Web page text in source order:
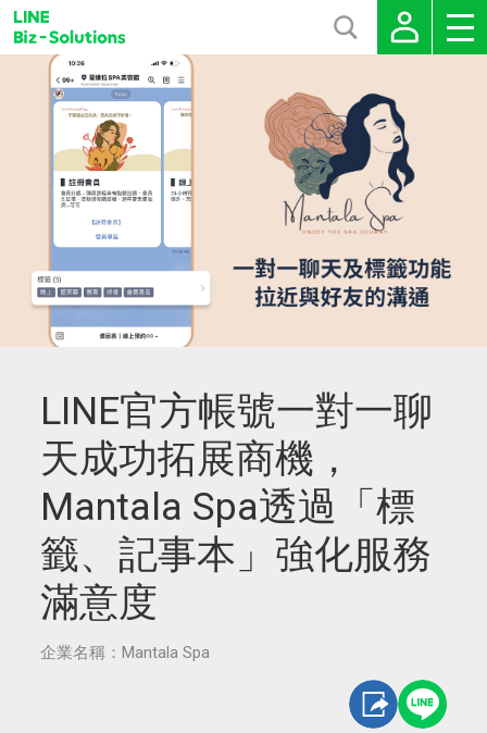
LINE官方帳號一對一聊
天成功拓展商機，
Mantala Spa透過「標
籤、記事本」強化服務
滿意度
企業名稱：Mantala Spa